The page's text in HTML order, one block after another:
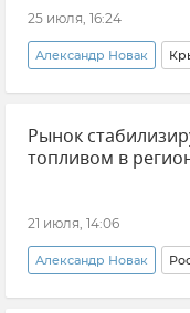
25 июля, 16:24
Александр Новак
Россия Новости
Топливо в Крыму
Новости
Рынок
топливом в
21 июля, 14:06
Александр Новак
Бензин Новости